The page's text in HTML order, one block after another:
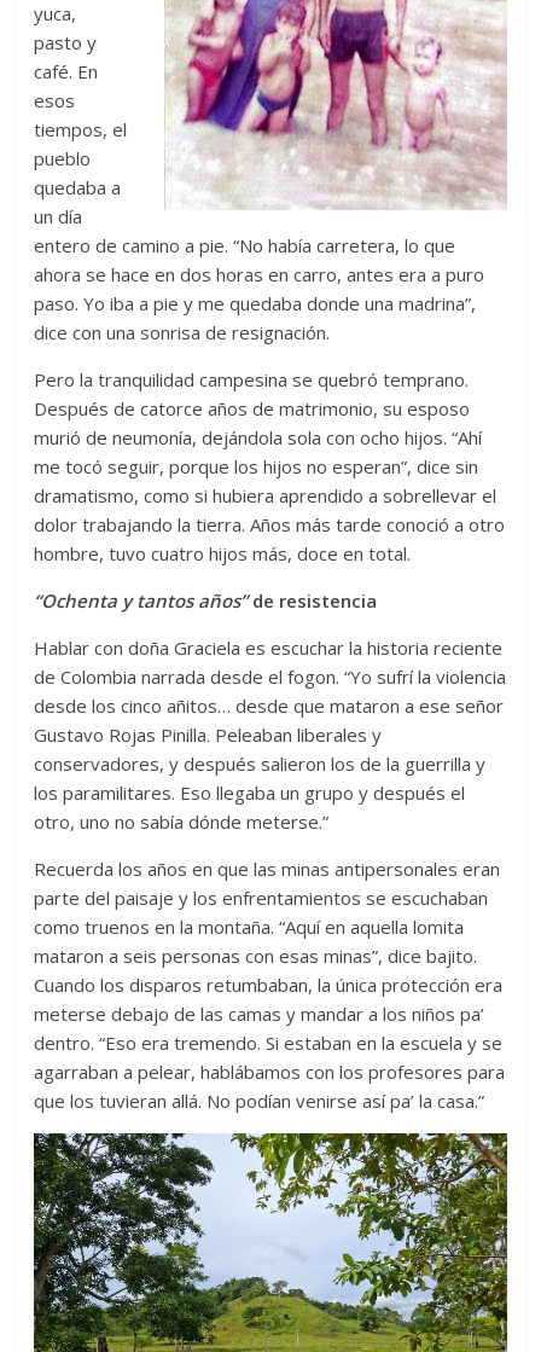
yuca,
pasto y
café. En
esos
tiempos, el
pueblo
quedaba a
un día
entero de camino a pie. “No había carretera, lo que
ahora se hace en dos horas en carro, antes era a puro
paso. Yo iba a pie y me quedaba donde una madrina”,
dice con una sonrisa de resignación.
Pero la tranquilidad campesina se quebró temprano.
Después de catorce años de matrimonio, su esposo
murió de neumonía, dejándola sola con ocho hijos. “Ahí
me tocó seguir, porque los hijos no esperan”, dice sin
dramatismo, como si hubiera aprendido a sobrellevar el
dolor trabajando la tierra. Años más tarde conoció a otro
hombre, tuvo cuatro hijos más, doce en total.
“Ochenta y tantos años” de resistencia
Hablar con doña Graciela es escuchar la historia reciente
de Colombia narrada desde el fogon. “Yo sufrí la violencia
desde los cinco añitos… desde que mataron a ese señor
Gustavo Rojas Pinilla. Peleaban liberales y
conservadores, y después salieron los de la guerrilla y
los paramilitares. Eso llegaba un grupo y después el
otro, uno no sabía dónde meterse.”
Recuerda los años en que las minas antipersonales eran
parte del paisaje y los enfrentamientos se escuchaban
como truenos en la montaña. “Aquí en aquella lomita
mataron a seis personas con esas minas”, dice bajito.
Cuando los disparos retumbaban, la única protección era
meterse debajo de las camas y mandar a los niños pa’
dentro. “Eso era tremendo. Si estaban en la escuela y se
agarraban a pelear, hablábamos con los profesores para
que los tuvieran allá. No podían venirse así pa’ la casa.”